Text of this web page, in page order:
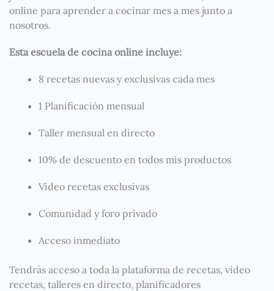
online para aprender a cocinar mes a mes junto a
nosotros.
Esta escuela de cocina online incluye:
8 recetas nuevas y exclusivas cada mes
1 Planificación mensual
Taller mensual en directo
10% de descuento en todos mis productos
Vídeo recetas exclusivas
Comunidad y foro privado
Acceso inmediato
Tendrás acceso a toda la plataforma de recetas, video
recetas, talleres en directo, planificadores